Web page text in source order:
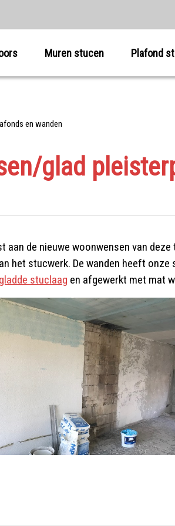
Muren stucen Plafond
en wanden
glad
aan de nieuwe woonwensen van
het stucwerk. De wanden heeft onze
gladde stuclaag en afgewerkt met mat